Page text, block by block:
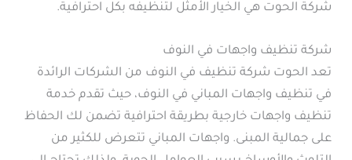
شركة الحوت هي الخيار الأمثل لتنظيفه بكل احترافية.
شركة تنظيف واجهات في النوف
تعد الحوت شركة تنظيف في النوف من الشركات الرائدة
في تنظيف واجهات المباني في النوف، حيث تقدم خدمة
تنظيف واجهات خارجية بطريقة احترافية تضمن لك الحفاظ
على جمالية المبنى. واجهات المباني تتعرض للكثير من